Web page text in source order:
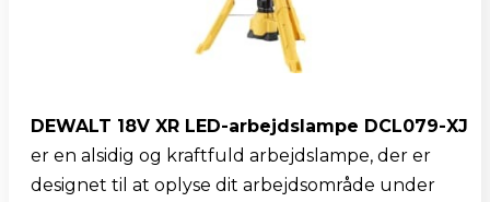
DEWALT 18V XR LED-arbejdslampe DCL079-XJ
er en alsidig og kraftfuld arbejdslampe, der er
designet til at oplyse dit arbejdsområde under